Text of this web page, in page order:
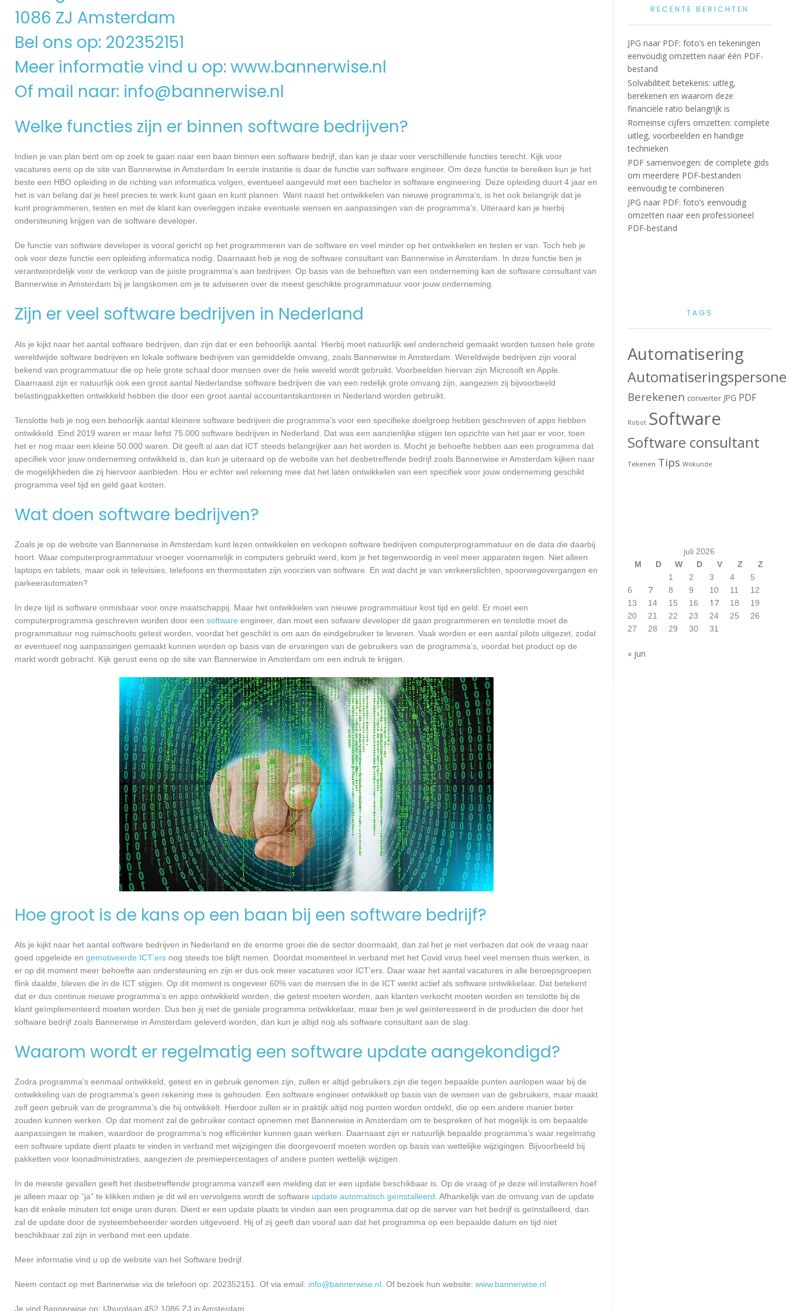
1086 ZJ Amsterdam
Bel ons op: 202352151
Meer informatie vind u op: www.bannerwise.nl
Of mail naar: info@bannerwise.nl
Welke functies zijn er binnen software bedrijven?
Indien je van plan bent om op zoek te gaan naar een baan binnen een software bedrijf, dan kan je daar voor verschillende functies terecht. Kijk voor
vacatures eens op de site van Bannerwise in Amsterdam In eerste instantie is daar de functie van software engineer. Om deze functie te bereiken kun je het
beste een HBO opleiding in de richting van informatica volgen, eventueel aangevuld met een bachelor in software engineering. Deze opleiding duurt 4 jaar en
het is van belang dat je heel precies te werk kunt gaan en kunt plannen. Want naast het ontwikkelen van nieuwe programma’s, is het ook belangrijk dat je
kunt programmeren, testen en met de klant kan overleggen inzake eventuele wensen en aanpassingen van de programma’s. Uiteraard kan je hierbij
ondersteuning krijgen van de software developer.
De functie van software developer is vooral gericht op het programmeren van de software en veel minder op het ontwikkelen en testen er van. Toch heb je
ook voor deze functie een opleiding informatica nodig. Daarnaast heb je nog de software consultant van Bannerwise in Amsterdam. In deze functie ben je
verantwoordelijk voor de verkoop van de juiste programma’s aan bedrijven. Op basis van de behoeften van een onderneming kan de software consultant van
Bannerwise in Amsterdam bij je langskomen om je te adviseren over de meest geschikte programmatuur voor jouw onderneming.
Zijn er veel software bedrijven in Nederland
Als je kijkt naar het aantal software bedrijven, dan zijn dat er een behoorlijk aantal. Hierbij moet natuurlijk wel onderscheid gemaakt worden tussen hele grote
wereldwijde software bedrijven en lokale software bedrijven van gemiddelde omvang, zoals Bannerwise in Amsterdam. Wereldwijde bedrijven zijn vooral
bekend van programmatuur die op hele grote schaal door mensen over de hele wereld wordt gebruikt. Voorbeelden hiervan zijn Microsoft en Apple.
Daarnaast zijn er natuurlijk ook een groot aantal Nederlandse software bedrijven die van een redelijk grote omvang zijn, aangezien zij bijvoorbeeld
belastingpakketten ontwikkeld hebben die door een groot aantal accountantskantoren in Nederland worden gebruikt.
Tenslotte heb je nog een behoorlijk aantal kleinere software bedrijven die programma’s voor een specifieke doelgroep hebben geschreven of apps hebben
ontwikkeld. Eind 2019 waren er maar liefst 75.000 software bedrijven in Nederland. Dat was een aanzienlijke stijgen ten opzichte van het jaar er voor, toen
het er nog maar een kleine 50.000 waren. Dit geeft al aan dat ICT steeds belangrijker aan het worden is. Mocht je behoefte hebben aan een programma dat
specifiek voor jouw onderneming ontwikkeld is, dan kun je uiteraard op de website van het desbetreffende bedrijf zoals Bannerwise in Amsterdam kijken naar
de mogelijkheden die zij hiervoor aanbieden. Hou er echter wel rekening mee dat het laten ontwikkelen van een specifiek voor jouw onderneming geschikt
programma veel tijd en geld gaat kosten.
Wat doen software bedrijven?
Zoals je op de website van Bannerwise in Amsterdam kunt lezen ontwikkelen en verkopen software bedrijven computerprogrammatuur en de data die daarbij
hoort. Waar computerprogrammatuur vroeger voornamelijk in computers gebruikt werd, kom je het tegenwoordig in veel meer apparaten tegen. Niet alleen
laptops en tablets, maar ook in televisies, telefoons en thermostaten zijn voorzien van software. En wat dacht je van verkeerslichten, spoorwegovergangen en
parkeerautomaten?
In deze tijd is software onmisbaar voor onze maatschappij. Maar het ontwikkelen van nieuwe programmatuur kost tijd en geld. Er moet een
computerprogramma geschreven worden door een software engineer, dan moet een sofware developer dit gaan programmeren en tenslotte moet de
programmatuur nog ruimschoots getest worden, voordat het geschikt is om aan de eindgebruiker te leveren. Vaak worden er een aantal pilots uitgezet, zodat
er eventueel nog aanpassingen gemaakt kunnen worden op basis van de ervaringen van de gebruikers van de programma’s, voordat het product op de
markt wordt gebracht. Kijk gerust eens op de site van Bannerwise in Amsterdam om een indruk te krijgen.
Hoe groot is de kans op een baan bij een software bedrijf?
Als je kijkt naar het aantal software bedrijven in Nederland en de enorme groei die de sector doormaakt, dan zal het je niet verbazen dat ook de vraag naar
goed opgeleide en gemotiveerde ICT’ers nog steeds toe blijft nemen. Doordat momenteel in verband met het Covid virus heel veel mensen thuis werken, is
er op dit moment meer behoefte aan ondersteuning en zijn er dus ook meer vacatures voor ICT’ers. Daar waar het aantal vacatures in alle beroepsgroepen
flink daalde, bleven die in de ICT stijgen. Op dit moment is ongeveer 60% van de mensen die in de ICT werkt actief als software ontwikkelaar. Dat betekent
dat er dus continue nieuwe programma’s en apps ontwikkeld worden, die getest moeten worden, aan klanten verkocht moeten worden en tenslotte bij de
klant geïmplementeerd moeten worden. Dus ben jij niet de geniale programma ontwikkelaar, maar ben je wel geïnteresseerd in de producten die door het
software bedrijf zoals Bannerwise in Amsterdam geleverd worden, dan kun je altijd nog als software consultant aan de slag.
Waarom wordt er regelmatig een software update aangekondigd?
Zodra programma’s eenmaal ontwikkeld, getest en in gebruik genomen zijn, zullen er altijd gebruikers zijn die tegen bepaalde punten aanlopen waar bij de
ontwikkeling van de programma’s geen rekening mee is gehouden. Een software engineer ontwikkelt op basis van de wensen van de gebruikers, maar maakt
zelf geen gebruik van de programma’s die hij ontwikkelt. Hierdoor zullen er in praktijk altijd nog punten worden ontdekt, die op een andere manier beter
zouden kunnen werken. Op dat moment zal de gebruiker contact opnemen met Bannerwise in Amsterdam om te bespreken of het mogelijk is om bepaalde
aanpassingen te maken, waardoor de programma’s nog efficiënter kunnen gaan werken. Daarnaast zijn er natuurlijk bepaalde programma’s waar regelmatig
een software update dient plaats te vinden in verband met wijzigingen die doorgevoerd moeten worden op basis van wettelijke wijzigingen. Bijvoorbeeld bij
pakketten voor loonadministraties, aangezien de premiepercentages of andere punten wettelijk wijzigen.
In de meeste gevallen geeft het desbetreffende programma vanzelf een melding dat er een update beschikbaar is. Op de vraag of je deze wil installeren hoef
je alleen maar op “ja” te klikken indien je dit wil en vervolgens wordt de software update automatisch geïnstalleerd . Afhankelijk van de omvang van de update
kan dit enkele minuten tot enige uren duren. Dient er een update plaats te vinden aan een programma dat op de server van het bedrijf is geïnstalleerd, dan
zal de update door de systeembeheerder worden uitgevoerd. Hij of zij geeft dan vooraf aan dat het programma op een bepaalde datum en tijd niet
beschikbaar zal zijn in verband met een update.
Meer informatie vind u op de website van het Software bedrijf.
Neem contact op met Bannerwise via de telefoon op: 202352151. Of via email: info@bannerwise.nl . Of bezoek hun website: www.bannerwise.nl
Je vind Bannerwise op: IJburglaan 452 1086 ZJ in Amsterdam.
RECENTE BERICHTEN
JPG naar PDF: foto’s en tekeningen
eenvoudig omzetten naar één PDF-
bestand
Solvabiliteit betekenis: uitleg,
berekenen en waarom deze
financiële ratio belangrijk is
Romeinse cijfers omzetten: complete
uitleg, voorbeelden en handige
technieken
PDF samenvoegen: de complete gids
om meerdere PDF-bestanden
eenvoudig te combineren
JPG naar PDF: foto’s eenvoudig
omzetten naar een professioneel
PDF-bestand
TAGS
Automatisering
Berekenen converter JPG PDF
Robot Software
Software consultant
Tekenen Tips Wiskunde
juli 2026
M
D W D V Z
Z
1
2 3 4
5
6
7 8 9 10 11
12
13
14 15 16 17 18
19
20
21 22 23 24 25
26
27
28 29 30 31
« jun